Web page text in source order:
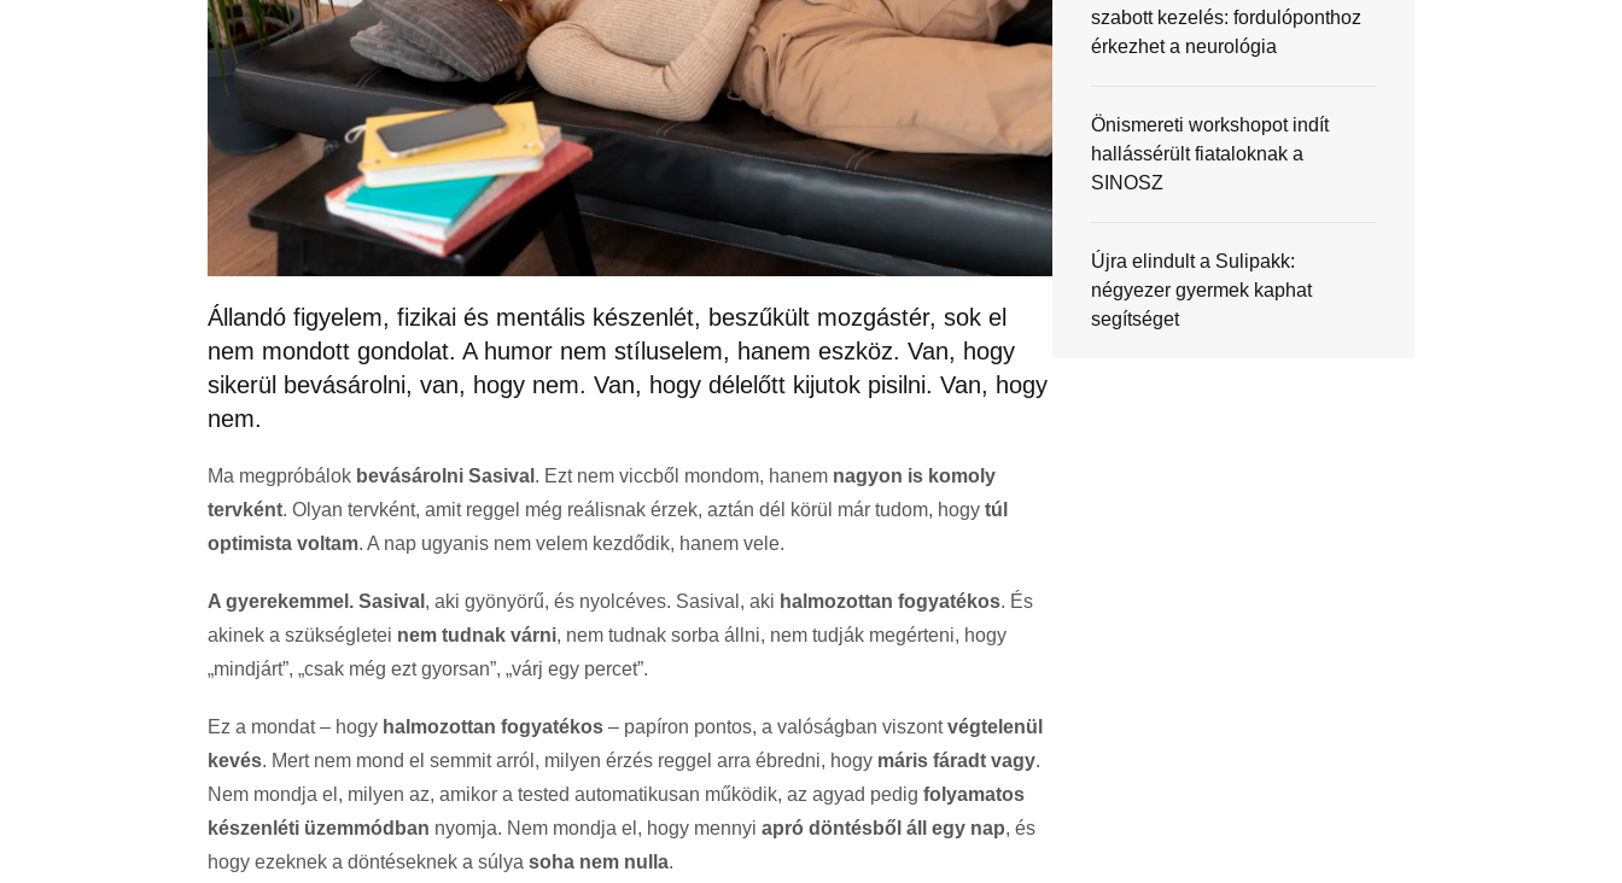
Állandó figyelem, fizikai és mentális készenlét, beszűkült mozgástér, sok el
nem mondott gondolat. A humor nem stíluselem, hanem eszköz. Van, hogy
sikerül bevásárolni, van, hogy nem. Van, hogy délelőtt kijutok pisilni. Van, hogy
nem.
Ma megpróbálok bevásárolni Sasival . Ezt nem viccből mondom, hanem nagyon is komoly
tervként. Olyan tervként, amit reggel még reálisnak érzek, aztán dél körül már tudom, hogy túl
optimista voltam. A nap ugyanis nem velem kezdődik, hanem vele.
A gyerekemmel. Sasival , aki gyönyörű, és nyolcéves. Sasival, aki halmozottan fogyatékos. És
akinek a szükségletei nem tudnak várni, nem tudnak sorba állni, nem tudják megérteni, hogy
„mindjárt”, „csak még ezt gyorsan”, „várj egy percet”.
Ez a mondat – hogy halmozottan fogyatékos – papíron pontos, a valóságban viszontvégtelenül
kevés. Mert nem mond el semmit arról, milyen érzés reggel arra ébredni, hogy máris fáradt vagy.
Nem mondja el, milyen az, amikor a tested automatikusan működik, az agyad pedig folyamatos
készenléti üzemmódban nyomja. Nem mondja el, hogy mennyi apró döntésből áll egy nap, és
hogy ezeknek a döntéseknek a súlya soha nem nulla.
szabott kezelés: fordulóponthoz
érkezhet a neurológia
Önismereti workshopot indít
hallássérült fiataloknak a
SINOSZ
Újra elindult a Sulipakk:
négyezer gyermek kaphat
segítséget